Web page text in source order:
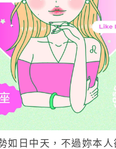
如日中天，不過妳本人